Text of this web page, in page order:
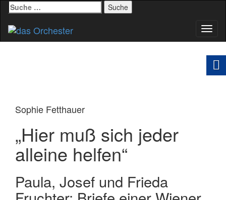
Suche
nach:
Sophie Fetthauer
„Hier muß sich jeder
alleine helfen“
Paula, Josef und Frieda